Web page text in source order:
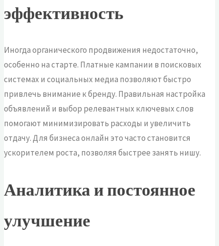
эффективность
Иногда органического продвижения недостаточно,
особенно на старте. Платные кампании в поисковых
системах и социальных медиа позволяют быстро
привлечь внимание к бренду. Правильная настройка
объявлений и выбор релевантных ключевых слов
помогают минимизировать расходы и увеличить
отдачу. Для бизнеса онлайн это часто становится
ускорителем роста, позволяя быстрее занять нишу.
Аналитика и постоянное
улучшение